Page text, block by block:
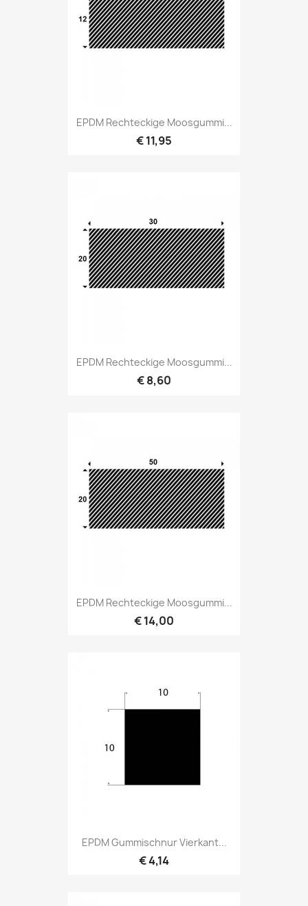
EPDM Rechteckige Moosgummi...
€ 11,95
EPDM Rechteckige Moosgummi...
€ 8,60
EPDM Rechteckige Moosgummi...
€ 14,00
EPDM Gummischnur Vierkant...
€ 4,14